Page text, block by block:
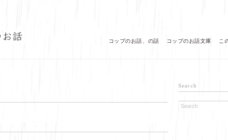
コップのお話、の話 コップのお話文庫 こ
Search